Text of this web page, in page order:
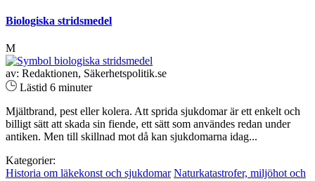
Biologiska stridsmedel
M
av: Redaktionen, Säkerhetspolitik.se
Lästid 6 minuter
Mjältbrand, pest eller kolera. Att sprida sjukdomar är ett enkelt och
billigt sätt att skada sin fiende, ett sätt som användes redan under
antiken. Men till skillnad mot då kan sjukdomarna idag...
Kategorier:
Historia om läkekonst och sjukdomar Naturkatastrofer, miljöhot och